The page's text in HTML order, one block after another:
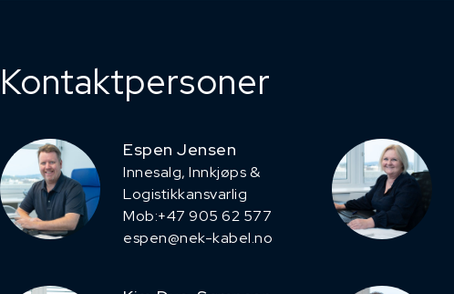
Kontaktpersoner
Espen Jensen
Innesalg, ​Innkjøps &
Logistikkansvarlig
Mob:+47 905 62 577
espen@nek-kabel.no